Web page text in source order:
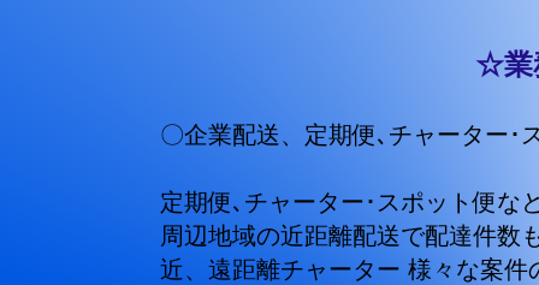
☆業
〇企業配送、 定期便､チャーター･
定期便､チャーター･スポット便などの
周辺地域の近距離配送で配達件数も
近、遠距離チャーター 様々な案件の中